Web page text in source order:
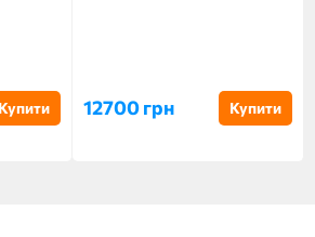
Купити 12700 грн Купити